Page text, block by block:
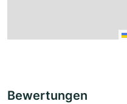
Bewertungen